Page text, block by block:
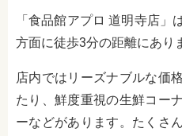
「食品館アプロ 道明寺店
方面に徒歩3分の距離にあり
店内ではリーズナブルな価
たり、鮮度重視の生鮮コー
ーなどがあります。たくさ